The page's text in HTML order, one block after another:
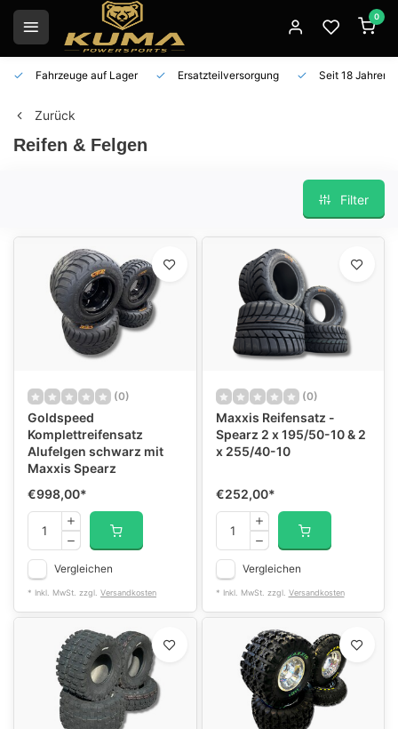
0
Fahrzeuge auf Lager Ersatzteilversorgung Seit 18 Jahren
Zurück
Reifen & Felgen
Filter
(0)
Goldspeed
Komplettreifensatz
Alufelgen schwarz mit
Maxxis Spearz
€998,00*
Vergleichen
* Inkl. MwSt. zzgl. Versandkosten
(0)
Maxxis Reifensatz -
Spearz 2 x 195/50-10 & 2
x 255/40-10
€252,00*
Vergleichen
* Inkl. MwSt. zzgl. Versandkosten